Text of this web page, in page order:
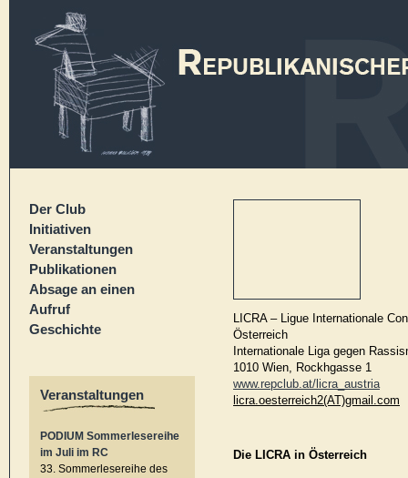
Der Club
Initiativen
Veranstaltungen
Publikationen
Absage an einen
Aufruf
Geschichte
Veranstaltungen
PODIUM Sommerlesereihe
im Juli im RC
33. Sommerlesereihe des
LICRA – Ligue Internationale
Österreich
Internationale Liga gegen
1010 Wien, Rockhgasse 1
www.repclub.at/licra_austria
licra.oesterreich2(AT)gmail.com
Die LICRA in Österreich